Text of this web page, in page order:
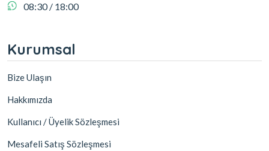
08:30 / 18:00
Kurumsal
Bize Ulaşın
Hakkımızda
Kullanıcı / Üyelik Sözleşmesi
Mesafeli Satış Sözleşmesi